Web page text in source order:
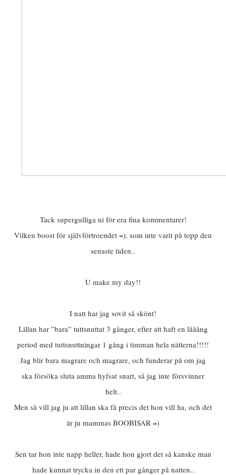
Tack supergulliga ni för era fina kommentarer!
Vilken boost för självförtroendet =), som inte varit på topp den
senaste tiden..
U make my day!!
I natt har jag sovit så skönt!
Lillan har ”bara” tuttsnuttat 3 gånger, efter att haft en lååång
period med tuttsnuttningar 1 gång i timman hela nätterna!!!!!
Jag blir bara magrare och magrare, och funderar på om jag
ska försöka sluta amma hyfsat snart, så jag inte försvinner
helt..
Men så vill jag ju att lillan ska få precis det hon vill ha, och det
är ju mammas BOOBISAR =)
Sen tar hon inte napp heller, hade hon gjort det så kanske man
hade kunnat trycka in den ett par gånger på natten..